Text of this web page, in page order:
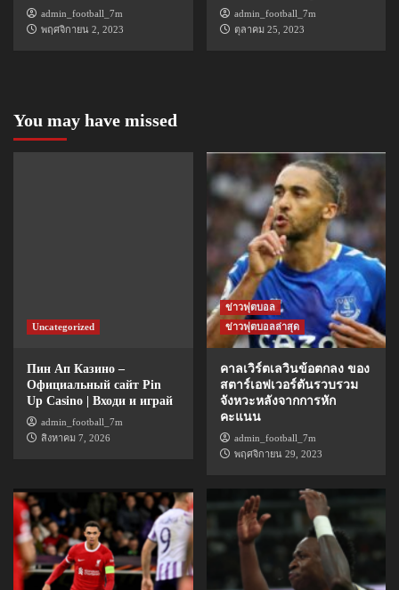
admin_football_7m
พฤศจิกายน 2, 2023
admin_football_7m
ตุลาคม 25, 2023
You may have missed
Uncategorized
Пин Ап Казино –
Официальный сайт Pin
Up Casino | Входи и играй
admin_football_7m
สิงหาคม 7, 2026
ข่าวฟุตบอล
ข่าวฟุตบอลล่าสุด
คาลเวิร์ตเลวินข้อตกลง ของ
สตาร์เอฟเวอร์ตันรวบรวม
จังหวะหลังจากการหัก
คะแนน
admin_football_7m
พฤศจิกายน 29, 2023